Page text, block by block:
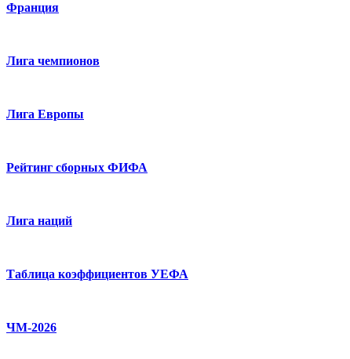
Франция
Лига чемпионов
Лига Европы
Рейтинг сборных ФИФА
Лига наций
Таблица коэффициентов УЕФА
ЧМ-2026